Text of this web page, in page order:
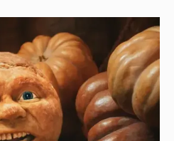
мякиш". Иноагент
раскритиковала
14